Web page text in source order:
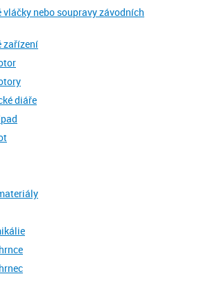
vláčky nebo soupravy závodních
zařízení
diáře